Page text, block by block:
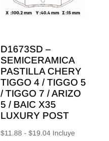
D1673SD –
SEMICERAMICA
PASTILLA CHERY
TIGGO 4 / TIGGO 5
/ TIGGO 7 / ARIZO
5 / BAIC X35
LUXURY POST
$11.88 - $19.04Rango
Incluye